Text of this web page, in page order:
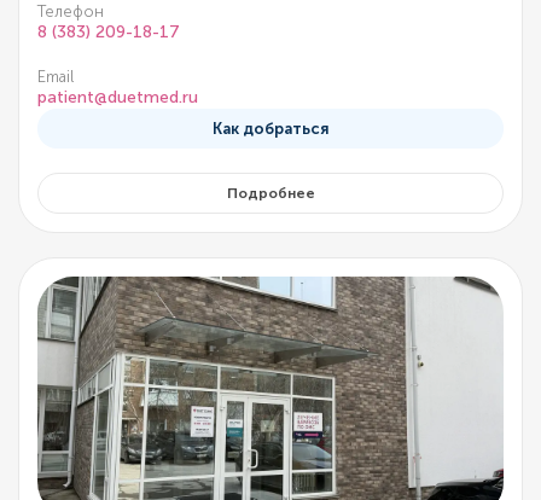
Телефон
8 (383) 209-18-17
Email
patient@duetmed.ru
Как добраться
Подробнее